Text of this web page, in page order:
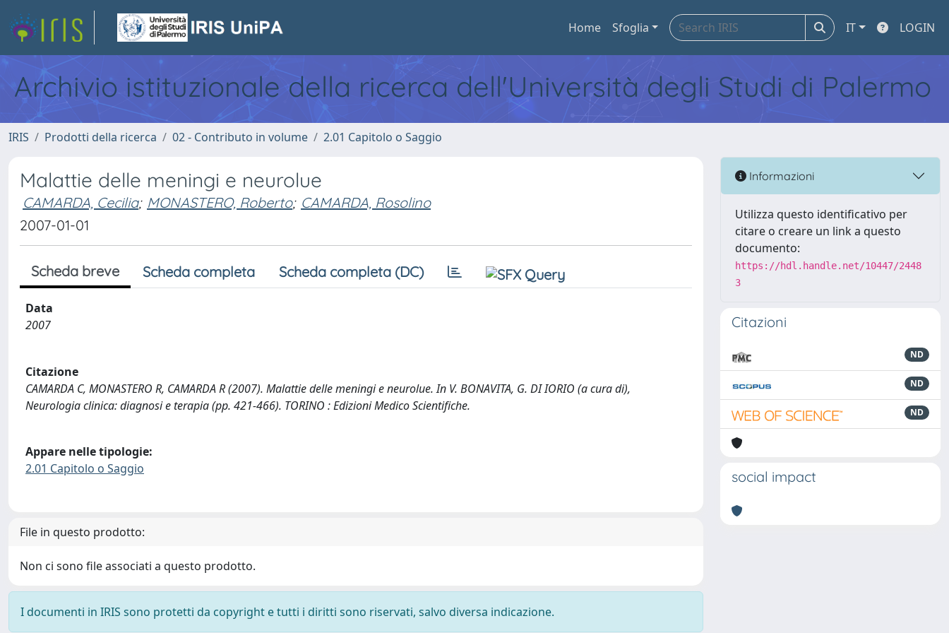
Home Sfoglia IT LOGIN
Archivio istituzionale della ricerca dell'Università degli Studi di Palermo
IRIS Prodotti della ricerca 02 - Contributo in volume 2.01 Capitolo o Saggio
Malattie delle meningi e neurolue
CAMARDA, Cecilia; MONASTERO, Roberto; CAMARDA, Rosolino
2007-01-01
Scheda breve Scheda completa Scheda completa (DC)
Data
2007
Citazione
CAMARDA C, MONASTERO R, CAMARDA R (2007). Malattie delle meningi e neurolue. In V. BONAVITA, G. DI IORIO (a cura di),
Neurologia clinica: diagnosi e terapia (pp. 421-466). TORINO : Edizioni Medico Scientifiche.
Appare nelle tipologie:
2.01 Capitolo o Saggio
File in questo prodotto:
Non ci sono file associati a questo prodotto.
I documenti in IRIS sono protetti da copyright e tutti i diritti sono riservati, salvo diversa indicazione.
Informazioni
Utilizza questo identificativo per
citare o creare un link a questo
documento:
https://hdl.handle.net/10447/2448
3
Citazioni
ND
ND
ND
social impact